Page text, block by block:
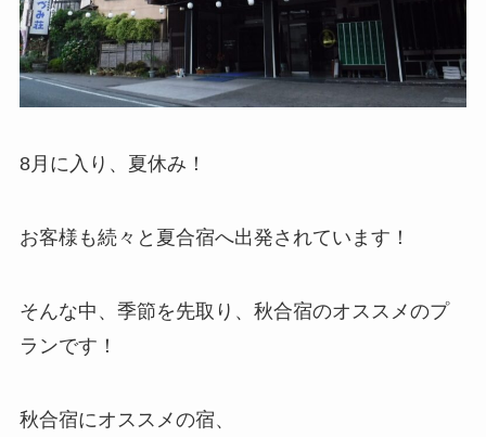
8月に入り、夏休み！
お客様も続々と夏合宿へ出発されています！
そんな中、季節を先取り、秋合宿のオススメのプ
ランです！
秋合宿にオススメの宿、